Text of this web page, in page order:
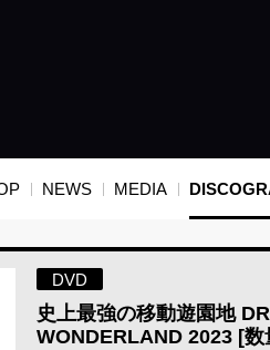
NEWS MEDIA
DVD
史上最強の移動遊園地
WONDERLAND 2023 [数